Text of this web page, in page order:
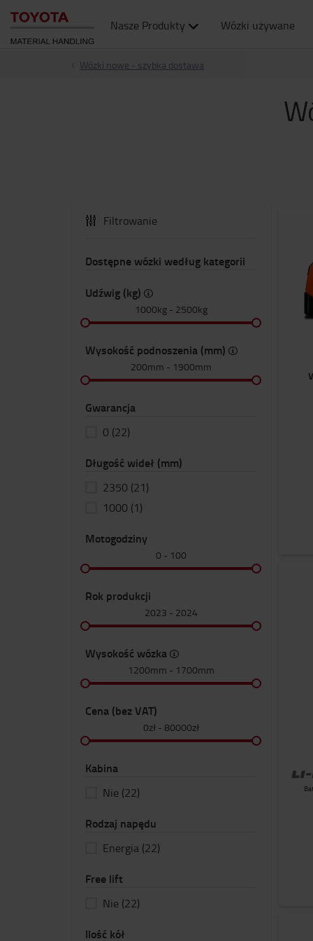
Nasze Produkty Wózki używane
Wózki nowe - szybka dostawa
Filtrowanie
Dostępne wózki według kategorii
Udźwig (kg)
1000kg- 2500kg
Wysokość podnoszenia (mm)
200mm - 1900mm
Gwarancja
0 (22)
Długość wideł (mm)
2350 (21)
1000 (1)
Motogodziny
0 - 100
Rok produkcji
2023 - 2024
Wysokość wózka
1200mm - 1700mm
Cena (bez VAT)
0zł- 80000zł
Kabina
Nie (22)
Rodzaj napędu
Energia (22)
Free lift
Nie (22)
Ilość kół